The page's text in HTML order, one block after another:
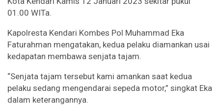
01.00 WITa.
Kapolresta Kendari Kombes Pol Muhammad Eka
Faturahman mengatakan, kedua pelaku diamankan usai
kedapatan membawa senjata tajam.
“Senjata tajam tersebut kami amankan saat kedua
pelaku sedang mengendarai sepeda motor,” singkat Eka
dalam keterangannya.